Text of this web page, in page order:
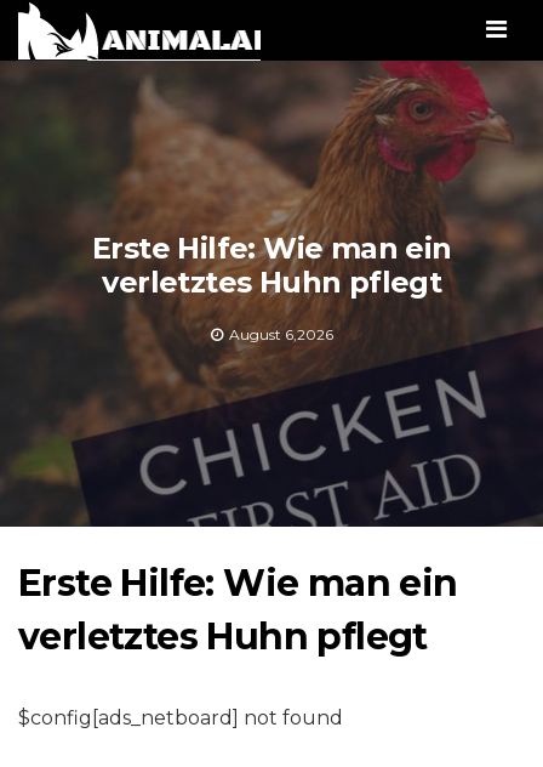
Erste Hilfe: Wie man ein
verletztes Huhn pflegt
August 6,2026
Erste Hilfe: Wie man ein
verletztes Huhn pflegt
$config[ads_netboard] not found